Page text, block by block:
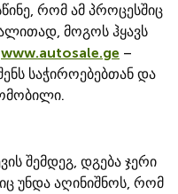
რომ ამ პროცესშიც
მოგოს ჰყავს
www.autosale.ge –
საჭიროებებთან და
შემდეგ, დგება ჯერი
უნდა აღინიშნოს, რომ